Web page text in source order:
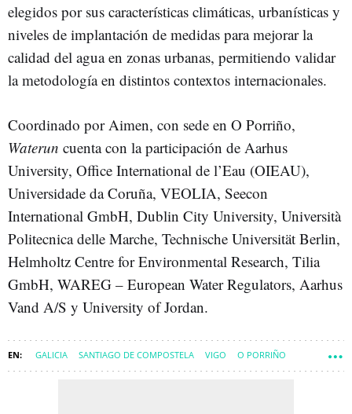
elegidos por sus características climáticas, urbanísticas y
niveles de implantación de medidas para mejorar la
calidad del agua en zonas urbanas, permitiendo validar
la metodología en distintos contextos internacionales.
Coordinado por Aimen, con sede en O Porriño,
Waterun cuenta con la participación de Aarhus
University, Office International de l’Eau (OIEAU),
Universidade da Coruña, VEOLIA, Seecon
International GmbH, Dublin City University, Università
Politecnica delle Marche, Technische Universität Berlin,
Helmholtz Centre for Environmental Research, Tilia
GmbH, WAREG – European Water Regulators, Aarhus
Vand A/S y University of Jordan.
GALICIA SANTIAGO DE COMPOSTELA VIGO O PORRIÑO